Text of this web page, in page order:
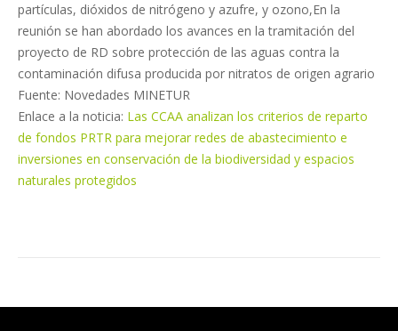
partículas, dióxidos de nitrógeno y azufre, y ozono,En la
reunión se han abordado los avances en la tramitación del
proyecto de RD sobre protección de las aguas contra la
contaminación difusa producida por nitratos de origen agrario
Fuente: Novedades MINETUR
Enlace a la noticia: Las CCAA analizan los criterios de reparto
de fondos PRTR para mejorar redes de abastecimiento e
inversiones en conservación de la biodiversidad y espacios
naturales protegidos